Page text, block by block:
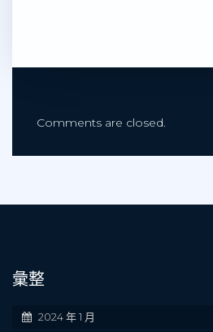
Comments are closed.
彙整
2024 年 1 月